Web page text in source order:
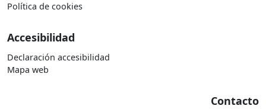
Política de cookies
Accesibilidad
Declaración accesibilidad
Mapa web
Contacto